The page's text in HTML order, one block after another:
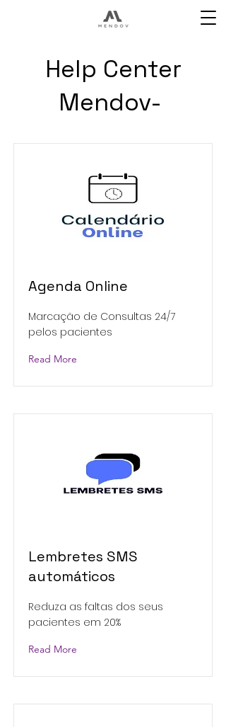
Help Center
Mendov-
Agenda Online
Marcação de Consultas 24/7
pelos pacientes
Read More
Lembretes SMS
automáticos
Reduza as faltas dos seus
pacientes em 20%
Read More